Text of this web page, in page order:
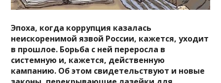
Эпоха, когда коррупция казалась
неискоренимой язвой России, кажется, уходит
в прошлое. Борьба с ней переросла в
системную и, кажется, действенную
кампанию. Об этом свидетельствуют и новые